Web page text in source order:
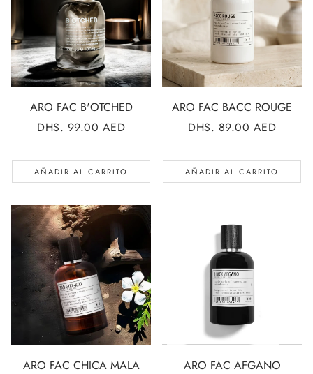
ARO FAC B'OTCHED
PRECIO
DHS. 99.00 AED
AÑADIR AL CARRITO
ARO FAC BACC ROUGE
PRECIO
DHS. 89.00 AED
AÑADIR AL CARRITO
ARO FAC CHICA MALA
ARO FAC AFGANO